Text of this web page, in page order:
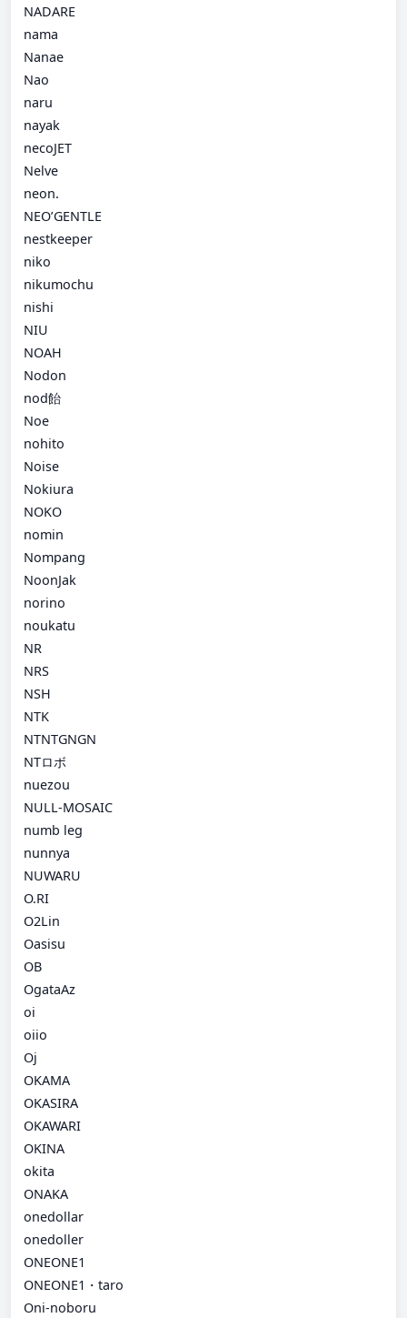
NADARE
nama
Nanae
Nao
naru
nayak
necoJET
Nelve
neon.
NEO’GENTLE
nestkeeper
niko
nikumochu
nishi
NIU
NOAH
Nodon
nod飴
Noe
nohito
Noise
Nokiura
NOKO
nomin
Nompang
NoonJak
norino
noukatu
NR
NRS
NSH
NTK
NTNTGNGN
NTロボ
nuezou
NULL-MOSAIC
numb leg
nunnya
NUWARU
O.RI
O2Lin
Oasisu
OB
OgataAz
oi
oiio
Oj
OKAMA
OKASIRA
OKAWARI
OKINA
okita
ONAKA
onedollar
onedoller
ONEONE1
ONEONE1・taro
Oni-noboru